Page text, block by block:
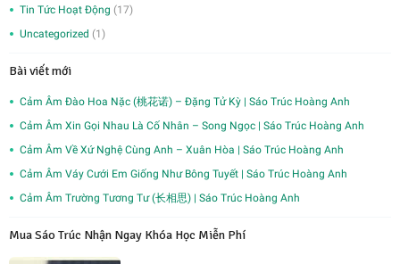
Tin Tức Hoạt Động (17)
Uncategorized (1)
Bài viết mới
Cảm Âm Đào Hoa Nặc (桃花诺) – Đặng Tử Kỳ | Sáo Trúc Hoàng Anh
Cảm Âm Xin Gọi Nhau Là Cố Nhân – Song Ngọc | Sáo Trúc Hoàng Anh
Cảm Âm Về Xứ Nghệ Cùng Anh – Xuân Hòa | Sáo Trúc Hoàng Anh
Cảm Âm Váy Cưới Em Giống Như Bông Tuyết | Sáo Trúc Hoàng Anh
Cảm Âm Trường Tương Tư (长相思) | Sáo Trúc Hoàng Anh
Mua Sáo Trúc Nhận Ngay Khóa Học Miễn Phí